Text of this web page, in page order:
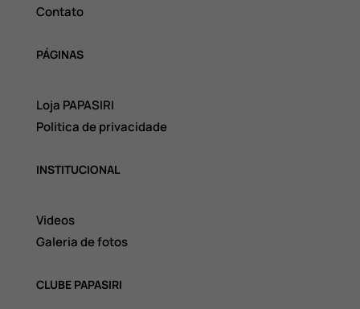
Contato
PÁGINAS
Loja PAPASIRI
Politica de privacidade
INSTITUCIONAL
Videos
Galeria de fotos
CLUBE PAPASIRI